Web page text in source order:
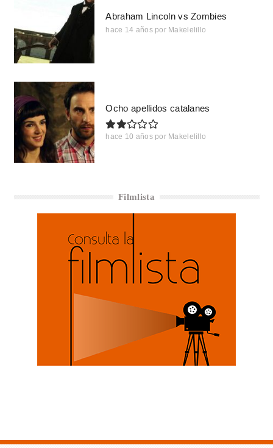
Abraham Lincoln vs Zombies
hace 14 años por Makelelillo
Ocho apellidos catalanes
hace 10 años por Makelelillo
Filmlista